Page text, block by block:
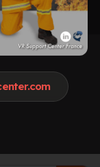
le 28 juin 2026